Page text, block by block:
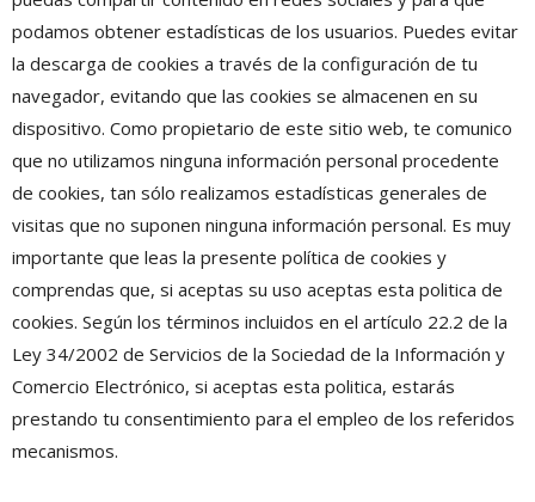
podamos obtener estadísticas de los usuarios. Puedes evitar
la descarga de cookies a través de la configuración de tu
navegador, evitando que las cookies se almacenen en su
dispositivo. Como propietario de este sitio web, te comunico
que no utilizamos ninguna información personal procedente
de cookies, tan sólo realizamos estadísticas generales de
visitas que no suponen ninguna información personal. Es muy
importante que leas la presente política de cookies y
comprendas que, si aceptas su uso aceptas esta politica de
cookies. Según los términos incluidos en el artículo 22.2 de la
Ley 34/2002 de Servicios de la Sociedad de la Información y
Comercio Electrónico, si aceptas esta politica, estarás
prestando tu consentimiento para el empleo de los referidos
mecanismos.